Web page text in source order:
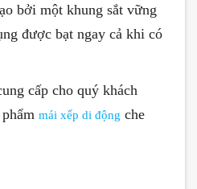
bởi một khung sắt vững
được bạt ngay cả khi có
cấp cho quý khách
phẩmmái xếp di động che